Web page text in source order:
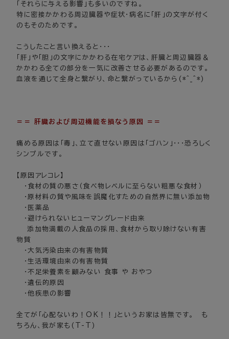
「それらに与える影響」も多いのですね。
特に密接かかわる周辺臓器や症状・病名に「肝」の文字が付く
のもそのためです。
こうしたこと言い換えると・・・
「肝」や「胆」の文字にかかわる在宅ケアは、肝臓と周辺臓器＆
かかわる全ての部分を一気に改善させる必要があるのです。
血液を通じて全身と繋がり、命と繋がっているから(*^_^*)
＝＝ 肝臓および周辺機能を損なう原因 ＝＝
痛める原因は「毒」、立て直せない原因は「ゴハン」・・・恐ろしく
シンプルです。
【原因アレコレ】
・食材の質の悪さ（食べ物レベルに至らない粗悪な食材）
・原材料の質や風味を誤魔化すための自然界に無い添加物
・医薬品
・避けられないヒューマングレード由来
添加物満載の人食品の採用、食材から取り除けない有害
物質
・大気汚染由来の有害物質
・生活環境由来の有害物質
・不足栄養素を顧みない 食事 や おやつ
・遺伝的原因
・他疾患の影響
全てが「心配ないわ！OK！！」というお家は皆無です。 も
ちろん、我が家も(T-T)